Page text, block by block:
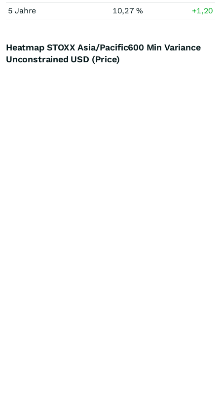
5 Jahre 10,27 % +1,20
Heatmap STOXX Asia/Pacific600 Min Variance
Unconstrained USD (Price)